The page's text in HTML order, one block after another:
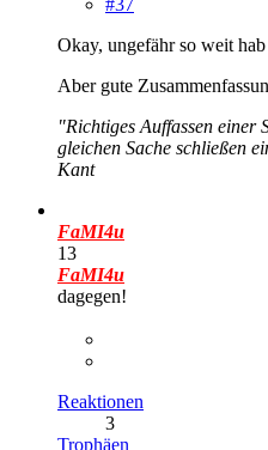
Okay, ungefähr so weit
Aber gute
"Richtiges Auffassen einer
gleichen Sache schließen
Kant
FaMI4u
13
FaMI4u
dagegen!
Reaktionen
3
Trophäen